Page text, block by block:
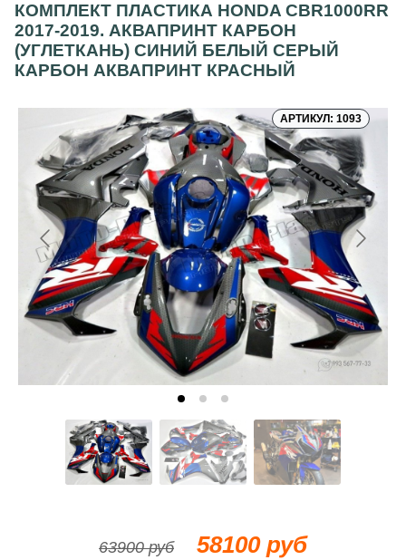
КОМПЛЕКТ ПЛАСТИКА HONDA CBR1000RR
2017-2019. АКВАПРИНТ КАРБОН
(УГЛЕТКАНЬ) СИНИЙ БЕЛЫЙ СЕРЫЙ
КАРБОН АКВАПРИНТ КРАСНЫЙ
АРТИКУЛ: 1093
63900 руб 58100 руб